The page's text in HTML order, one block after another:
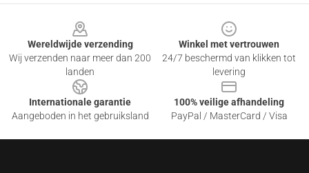
Wereldwijde verzending
Wij verzenden naar meer dan 200
landen
Winkel met vertrouwen
24/7 beschermd van klikken tot
levering
Internationale garantie
Aangeboden in het gebruiksland
100% veilige afhandeling
PayPal / MasterCard / Visa